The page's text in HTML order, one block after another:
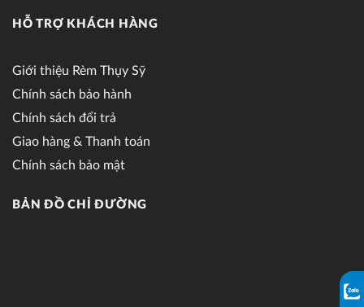
HỖ TRỢ KHÁCH HÀNG
Giới thiệu Rèm Thụy Sỹ
Chính sách bảo hành
Chính sách đổi trả
Giao hàng & Thanh toán
Chính sách bảo mật
BẢN ĐỒ CHỈ ĐƯỜNG